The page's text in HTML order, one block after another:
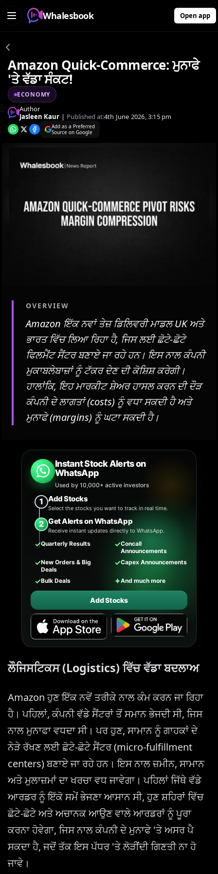
Whalesbook Open app
Amazon Quick-Commerce: ਮੁਨਾਫੇ
'ਤੇ ਵੱਡਾ ਸੰਕਟ!
ECONOMY
Author
Jasleen Kaur | Published at:4th June 2026, 3:15 pm
Add as a Preferred
Source on Google
OVERVIEW
Amazon ਇੱਕ ਨਵਾਂ ਤੇਜ਼ ਡਿਲਿਵਰੀ ਮਾਡਲ UK ਅਤੇ
ਭਾਰਤ ਵਿੱਚ ਲਿਆ ਰਿਹਾ ਹੈ, ਜਿਸ ਲਈ ਛੋਟੇ-ਛੋਟੇ
ਫਿਲਮੈਂਟ ਸੈਂਟਰ ਬਣਾਏ ਜਾ ਰਹੇ ਹਨ। ਇਸ ਨਾਲ ਕੰਪਨੀ
ਮੁਕਾਬਲੇਬਾਜ਼ਾਂ ਨੂੰ ਟੱਕਰ ਦੇਣ ਦੀ ਕੋਸ਼ਿਸ਼ ਕਰੇਗੀ।
ਹਾਲਾਂਕਿ, ਇਹ ਮਾਰਕੀਟ ਸ਼ੇਅਰ ਹਾਸਲ ਕਰਨ ਦੀ ਦੌੜ
ਕੰਪਨੀ ਦੇ ਲਾਗਤਾਂ (costs) ਨੂੰ ਵਧਾ ਸਕਦੀ ਹੈ ਅਤੇ
ਮੁਨਾਫੇ (margins) ਨੂੰ ਘਟਾ ਸਕਦੀ ਹੈ।
Instant Stock Alerts on
WhatsApp
Used by 10,000+ active investors
1 Add Stocks
Select the stocks you want to track in real time.
2 Get Alerts on WhatsApp
Receive instant updates directly to WhatsApp.
✓Quarterly Results ✓Concall
Announcements
✓New Orders & Big
Deals
✓Capex Announcements
✓Bulk Deals ✦And much more
Add Stocks
ਲੌਜਿਸਟਿਕਸ (Logistics) ਵਿੱਚ ਵੱਡਾ ਬਦਲਾਅ
Amazon ਹੁਣ ਇੱਕ ਨਵੇਂ ਤਰੀਕੇ ਨਾਲ ਕੰਮ ਕਰਨ ਜਾ ਰਿਹਾ
ਹੈ। ਪਹਿਲਾਂ, ਕੰਪਨੀ ਵੱਡੇ ਸੈਂਟਰਾਂ ਤੋਂ ਸਮਾਨ ਭੇਜਦੀ ਸੀ, ਜਿਸ
ਨਾਲ ਮੁਨਾਫਾ ਵਧਦਾ ਸੀ। ਪਰ ਹੁਣ, ਸਾਮਾਨ ਨੂੰ ਗਾਹਕਾਂ ਦੇ
ਨੇੜੇ ਰੱਖਣ ਲਈ ਛੋਟੇ-ਛੋਟੇ ਸੈਂਟਰ (micro-fulfillment
centers) ਬਣਾਏ ਜਾ ਰਹੇ ਹਨ। ਇਸ ਨਾਲ ਜ਼ਮੀਨ, ਸਾਮਾਨ
ਅਤੇ ਮੁਲਾਜ਼ਮਾਂ ਦਾ ਖਰਚਾ ਵਧ ਜਾਵੇਗਾ। ਪਹਿਲਾਂ ਜਿੱਥੇ ਵੱਡੇ
ਆਰਡਰ ਨੂੰ ਇੱਕੋ ਸਮੇਂ ਭੇਜਣਾ ਆਸਾਨ ਸੀ, ਹੁਣ ਸ਼ਹਿਰਾਂ ਵਿੱਚ
ਛੋਟੇ-ਛੋਟੇ ਅਤੇ ਅਚਾਨਕ ਆਉਣ ਵਾਲੇ ਆਰਡਰਾਂ ਨੂੰ ਪੂਰਾ
ਕਰਨਾ ਹੋਵੇਗਾ, ਜਿਸ ਨਾਲ ਕੰਪਨੀ ਦੇ ਮੁਨਾਫੇ 'ਤੇ ਅਸਰ ਪੈ
ਸਕਦਾ ਹੈ, ਜਦੋਂ ਤੱਕ ਇਸ ਪੱਧਰ 'ਤੇ ਲੋੜੀਂਦੀ ਗਿਣਤੀ ਨਾ ਹੋ
ਜਾਵੇ।